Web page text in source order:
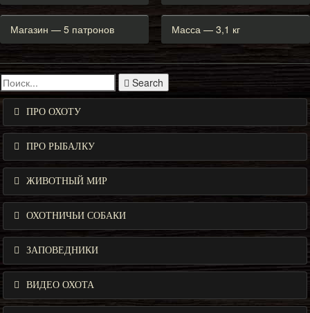
Магазин — 5 патронов Масса — 3,1 кг
Search
ПРО ОХОТУ
ПРО РЫБАЛКУ
ЖИВОТНЫЙ МИР
ОХОТНИЧЬИ СОБАКИ
ЗАПОВЕДНИКИ
ВИДЕО ОХОТА